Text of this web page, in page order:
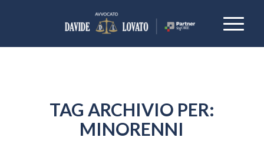
TAG ARCHIVIO PER:
MINORENNI